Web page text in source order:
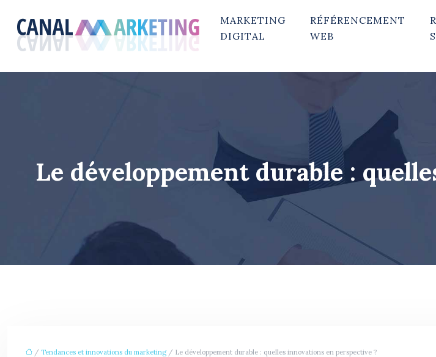
MARKETING
DIGITAL
RÉFÉRENCEMENT
WEB
Le développement durable :
/ Tendances et innovations du marketing/ Le développement durable : quelles innovations en perspective ?